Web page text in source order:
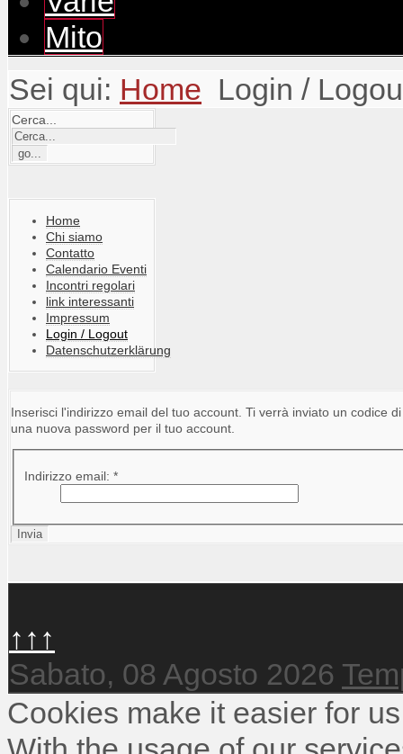
Mito
Sei qui: Home Login /
Cerca...
Home
Chi siamo
Contatto
Calendario Eventi
Incontri regolari
link interessanti
Impressum
Login / Logout
Datenschutzerklärung
Inserisci l'indirizzo email del tuo account. Ti verrà inviato un codice
una nuova password per il tuo account.
Indirizzo email: *
Invia
↑↑↑
Sabato, 08 Agosto 2026
Cookies make it easier for